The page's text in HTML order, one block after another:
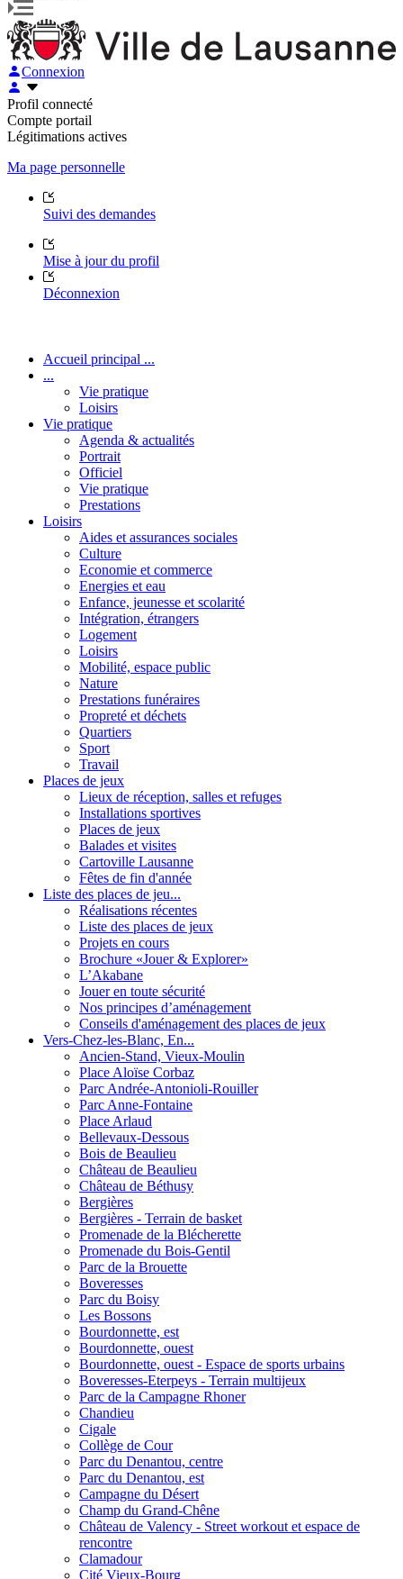
Connexion
Profil connecté
Compte portail
Légitimations actives
Ma page personnelle
Suivi des demandes
Mise à jour du profil
Déconnexion
Accueil principal ...
...
Vie pratique
Loisirs
Vie pratique
Agenda & actualités
Portrait
Officiel
Vie pratique
Prestations
Loisirs
Aides et assurances sociales
Culture
Economie et commerce
Energies et eau
Enfance, jeunesse et scolarité
Intégration, étrangers
Logement
Loisirs
Mobilité, espace public
Nature
Prestations funéraires
Propreté et déchets
Quartiers
Sport
Travail
Places de jeux
Lieux de réception, salles et refuges
Installations sportives
Places de jeux
Balades et visites
Cartoville Lausanne
Fêtes de fin d'année
Liste des places de jeu...
Réalisations récentes
Liste des places de jeux
Projets en cours
Brochure «Jouer & Explorer»
L’Akabane
Jouer en toute sécurité
Nos principes d’aménagement
Conseils d'aménagement des places de jeux
Vers-Chez-les-Blanc, En...
Ancien-Stand, Vieux-Moulin
Place Aloïse Corbaz
Parc Andrée-Antonioli-Rouiller
Parc Anne-Fontaine
Place Arlaud
Bellevaux-Dessous
Bois de Beaulieu
Château de Beaulieu
Château de Béthusy
Bergières
Bergières - Terrain de basket
Promenade de la Blécherette
Promenade du Bois-Gentil
Parc de la Brouette
Boveresses
Parc du Boisy
Les Bossons
Bourdonnette, est
Bourdonnette, ouest
Bourdonnette, ouest - Espace de sports urbains
Boveresses-Eterpeys - Terrain multijeux
Parc de la Campagne Rhoner
Chandieu
Cigale
Collège de Cour
Parc du Denantou, centre
Parc du Denantou, est
Campagne du Désert
Champ du Grand-Chêne
Château de Valency - Street workout et espace de
rencontre
Clamadour
Cité Vieux-Bourg